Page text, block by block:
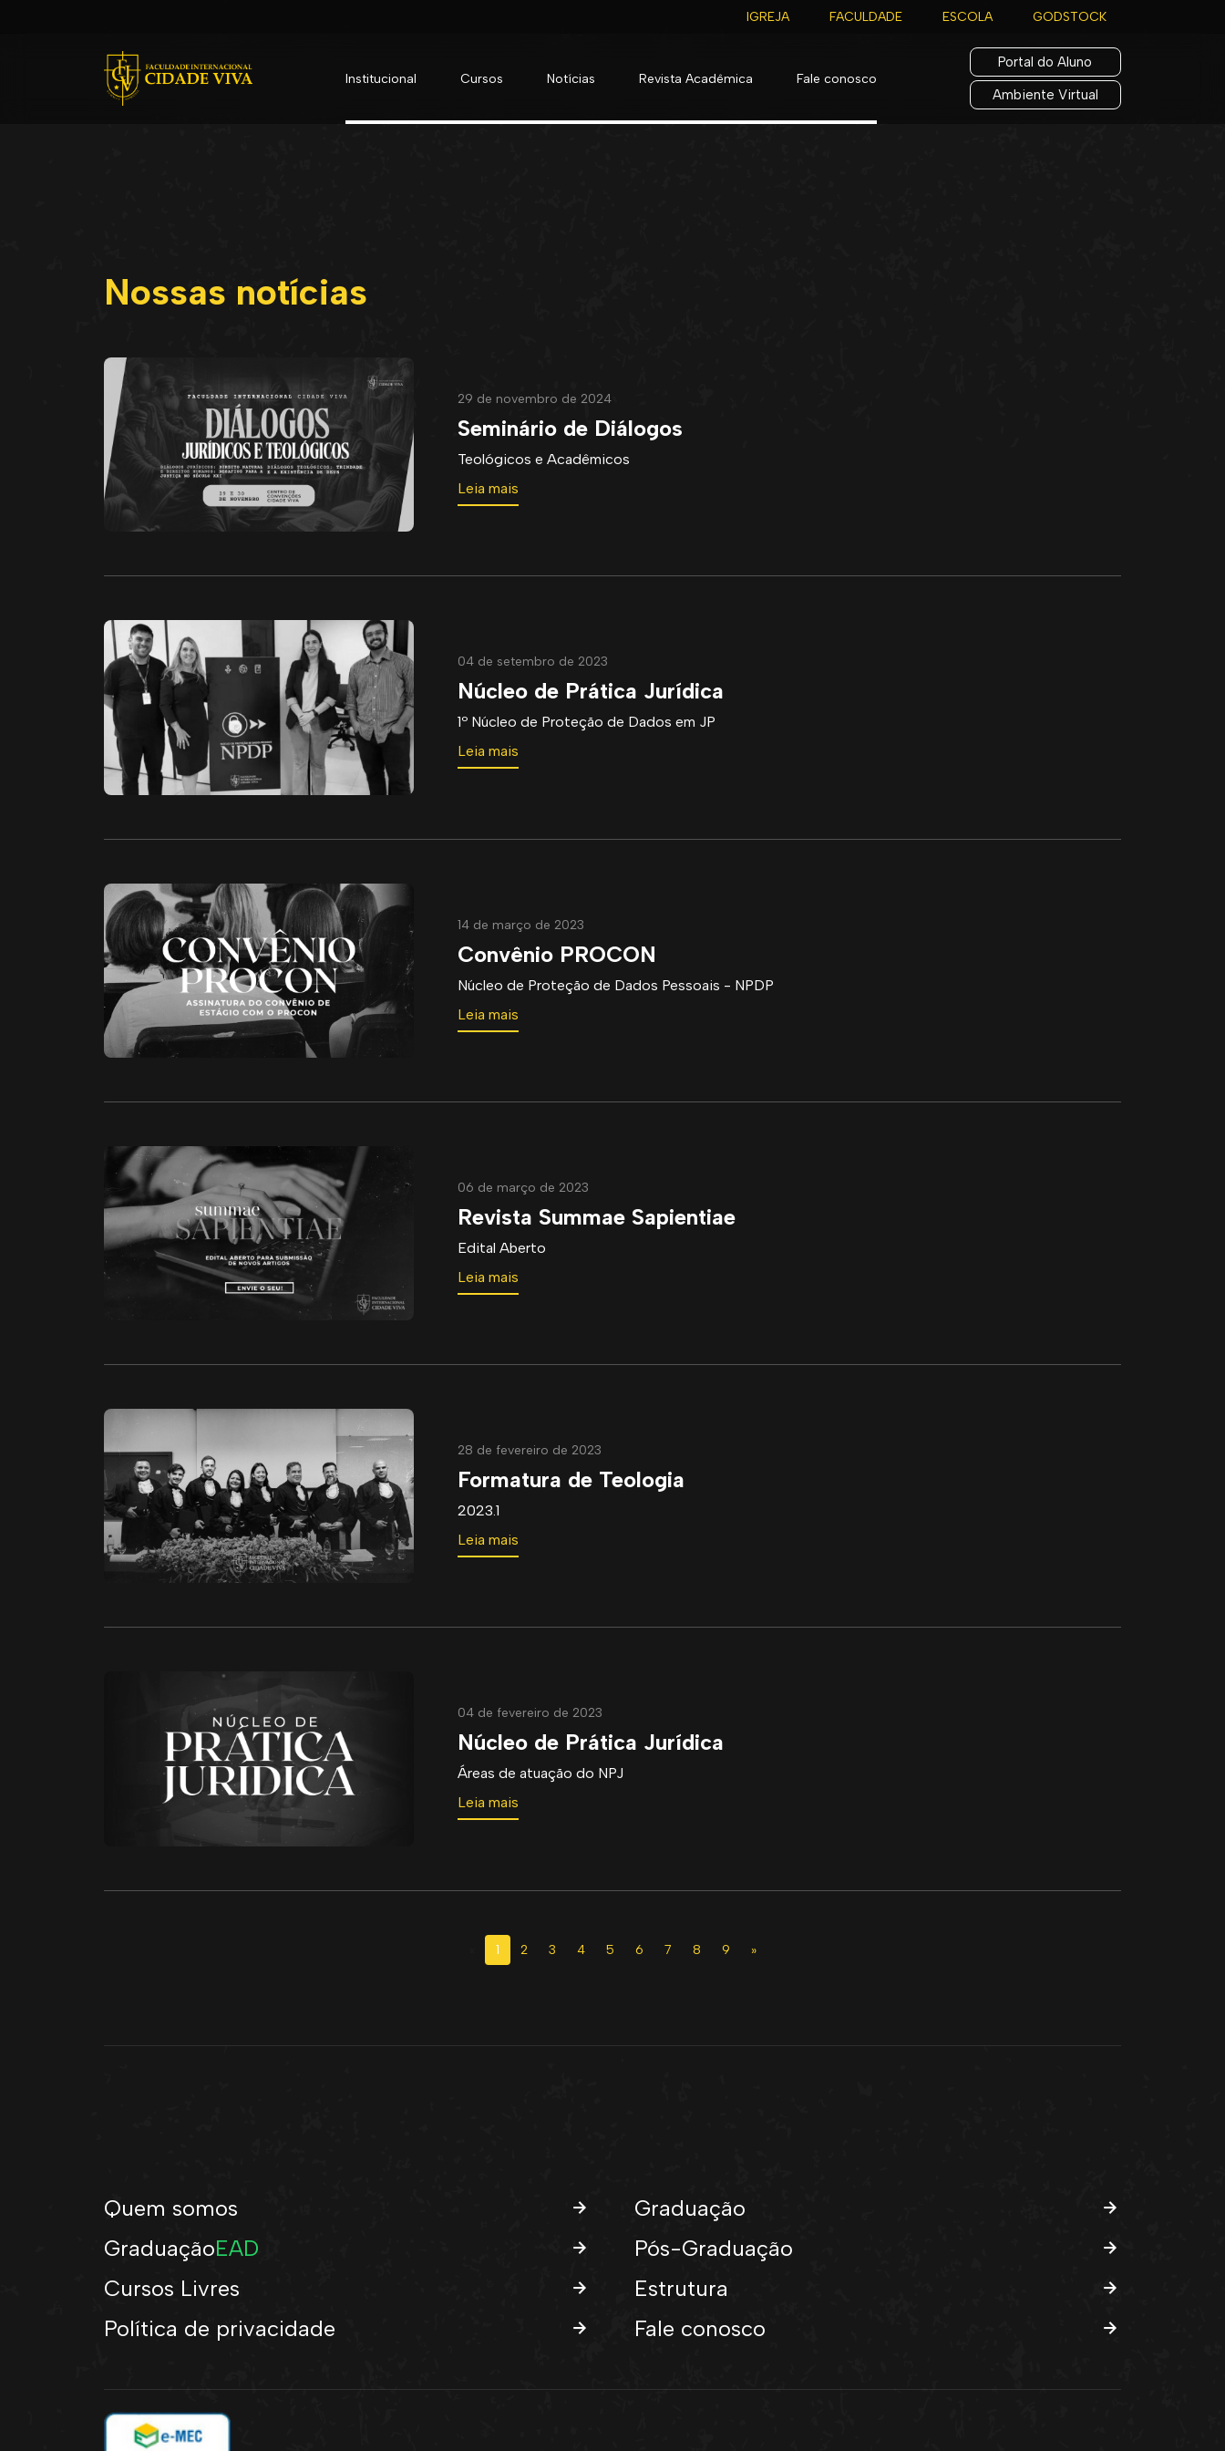
IGREJA FACULDADE ESCOLA GODSTOCK
Institucional Cursos Notícias Revista Acadêmica Fale conosco
Portal do Aluno
Ambiente Virtual
Nossas notícias
29 de novembro de 2024
Seminário de Diálogos
Teológicos e Acadêmicos
Leia mais
04 de setembro de 2023
Núcleo de Prática Jurídica
1º Núcleo de Proteção de Dados em JP
Leia mais
14 de março de 2023
Convênio PROCON
Núcleo de Proteção de Dados Pessoais - NPDP
Leia mais
06 de março de 2023
Revista Summae Sapientiae
Edital Aberto
Leia mais
28 de fevereiro de 2023
Formatura de Teologia
2023.1
Leia mais
04 de fevereiro de 2023
Núcleo de Prática Jurídica
Áreas de atuação do NPJ
Leia mais
1 2 3 4 5 6 7 8 9 »
Quem somos
Graduação
GraduaçãoEAD
Pós-Graduação
Cursos Livres
Estrutura
Política de privacidade
Fale conosco